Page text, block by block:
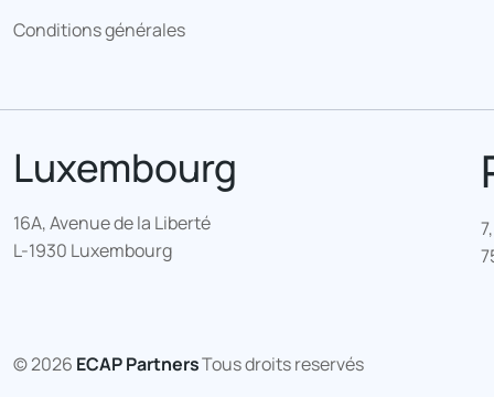
Conditions générales
Luxembourg
16A, Avenue de la Liberté
L-1930 Luxembourg
© 2026 ECAP PartnersTous droits reservés